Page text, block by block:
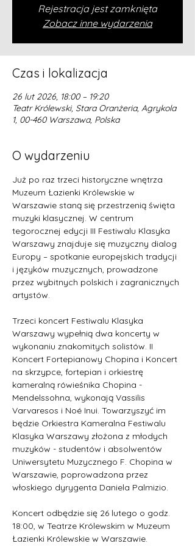
Rejestracja jest zamknięta
Zobacz inne wydarzenia
Czas i lokalizacja
26 lut 2026, 18:00 – 19:20
Teatr Królewski, Stara Oranżeria, Agrykola
1, 00-460 Warszawa, Polska
O wydarzeniu
Już po raz trzeci historyczne wnętrza
Muzeum Łazienki Królewskie w
Warszawie staną się przestrzenią święta
muzyki klasycznej. W centrum
tegorocznej edycji III Festiwalu Klasyka
Warszawy znajduje się muzyczny dialog
Europy – spotkanie europejskich tradycji
i języków muzycznych, prowadzone
przez wybitnych polskich i zagranicznych
artystów.
Trzeci koncert Festiwalu Klasyka
Warszawy wypełnią dwa koncerty w
wykonaniu znakomitych solistów. II
Koncert Fortepianowy Chopina i Koncert
na skrzypce, fortepian i orkiestrę
kameralną rówieśnika Chopina -
Mendelssohna, wykonają Vassilis
Varvaresos i Noé Inui. Towarzyszyć im
będzie Orkiestra Kameralna Festiwalu
Klasyka Warszawy złożona z młodych
muzyków - studentów i absolwentów
Uniwersytetu Muzycznego F. Chopina w
Warszawie, poprowadzona przez
włoskiego dyrygenta Daniela Palmizio.
Koncert odbędzie się 26 lutego o godz.
18:00, w Teatrze Królewskim w Muzeum
Łazienki Królewskie w Warszawie.